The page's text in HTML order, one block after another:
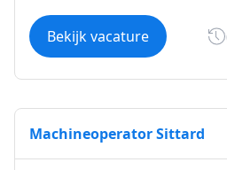
Bekijk vacature
Machineoperator Sittard